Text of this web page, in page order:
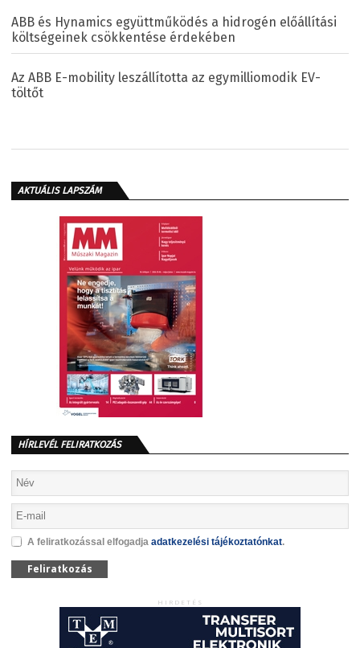
ABB és Hynamics együttműködés a hidrogén előállítási
költségeinek csökkentése érdekében
Az ABB E-mobility leszállította az egymilliomodik EV-
töltőt
AKTUÁLIS LAPSZÁM
HÍRLEVÉL FELIRATKOZÁS
A feliratkozással elfogadja adatkezelési tájékoztatónkat.
Feliratkozás
HIRDETÉS